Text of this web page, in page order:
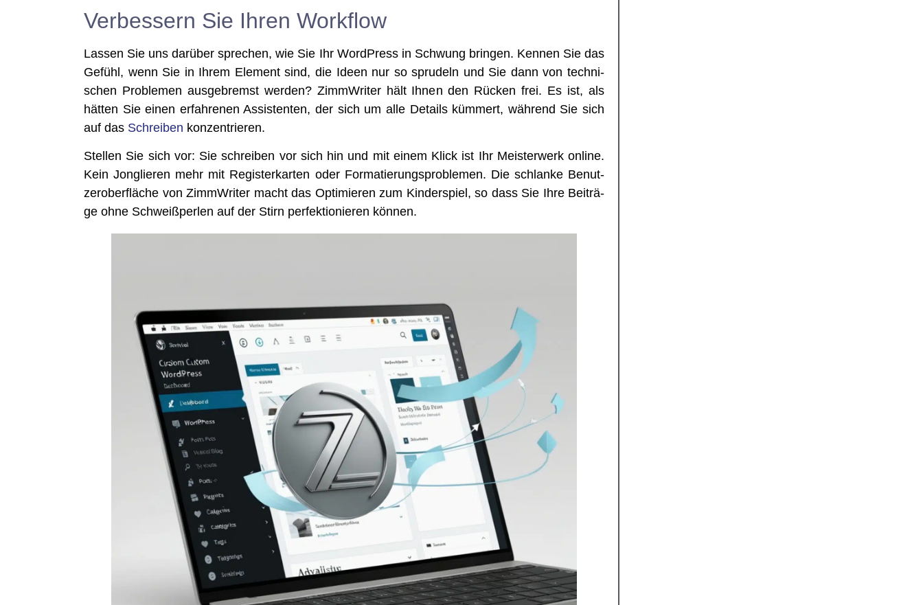
Verbessern Sie Ihren Workflow
Las­sen Sie uns dar­über spre­chen, wie Sie Ihr Word­Press in Schwung brin­gen. Ken­nen Sie das
Gefühl, wenn Sie in Ihrem Ele­ment sind, die Ideen nur so spru­deln und Sie dann von tech­ni­
schen Pro­ble­men aus­ge­bremst wer­den? Zimm­Wri­ter hält Ihnen den Rücken frei. Es ist, als
hät­ten Sie einen erfah­re­nen Assis­ten­ten, der sich um alle Details küm­mert, wäh­rend Sie sich
auf das Schrei­ben konzentrieren.
Stel­len Sie sich vor: Sie schrei­ben vor sich hin und mit einem Klick ist Ihr Meis­ter­werk online.
Kein Jon­glie­ren mehr mit Regis­ter­kar­ten oder For­ma­tie­rungs­pro­ble­men. Die schlan­ke Benut­
zer­ober­flä­che von Zimm­Wri­ter macht das Opti­mie­ren zum Kin­der­spiel, so dass Sie Ihre Bei­trä­
ge ohne Schweiß­per­len auf der Stirn per­fek­tio­nie­ren können.